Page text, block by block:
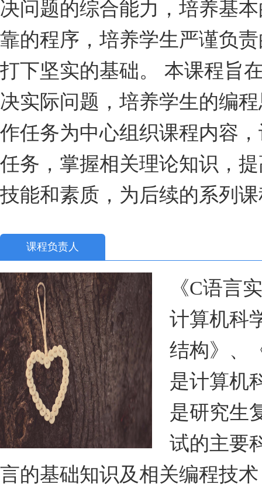
决问题的综合能力，培养基
靠的程序，培养学生严谨负
打下坚实的基础。 本课程旨
决实际问题，培养学生的编
作任务为中心组织课程内容
任务，掌握相关理论知识，
技能和素质，为后续的系列
课程负责人
《C语言
计算机科
结构》、
是计算机
是研究生
试的主要
言的基础知识及相关编程技